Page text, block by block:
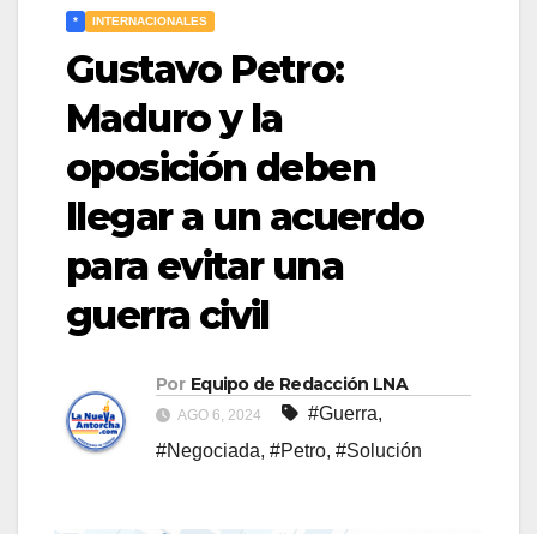
* INTERNACIONALES
Gustavo Petro:
Maduro y la
oposición deben
llegar a un acuerdo
para evitar una
guerra civil
Por Equipo de Redacción LNA
AGO 6, 2024 #Guerra,
#Negociada, #Petro, #Solución